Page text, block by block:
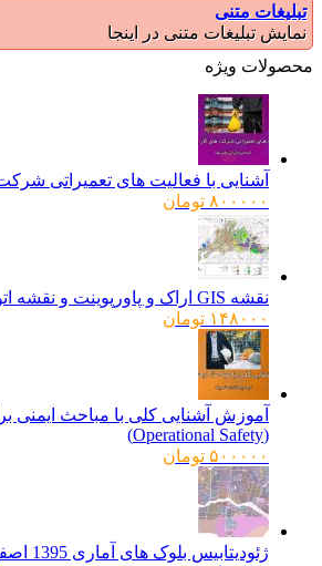
متنی
تبلیغات متنی در اینجا
ویژه
آشنایی با فعالیت های تعمیراتی شرکت
۸۰۰۰۰۰ تومان
نقشه GIS اراک و پاورپوینت و نقشه اتوکد طرح جامع اراک
۱۴۸۰۰۰ تومان
آموزش آشنایی کلی با مباحث ایمنی برای
۵۰۰۰۰۰ تومان
ژئودیتابیس بلوک های